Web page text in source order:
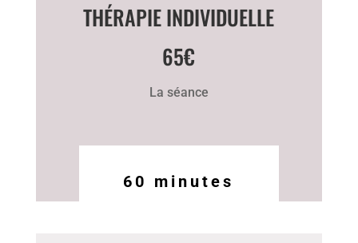
THÉRAPIE INDIVIDUELLE
65€
La séance
60 minutes